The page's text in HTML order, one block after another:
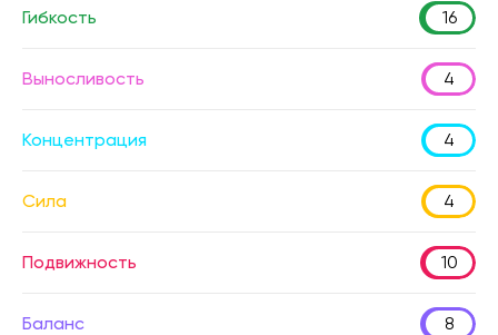
Гибкость 16
Выносливость 4
Концентрация 4
Сила 4
Подвижность 10
Баланс 8